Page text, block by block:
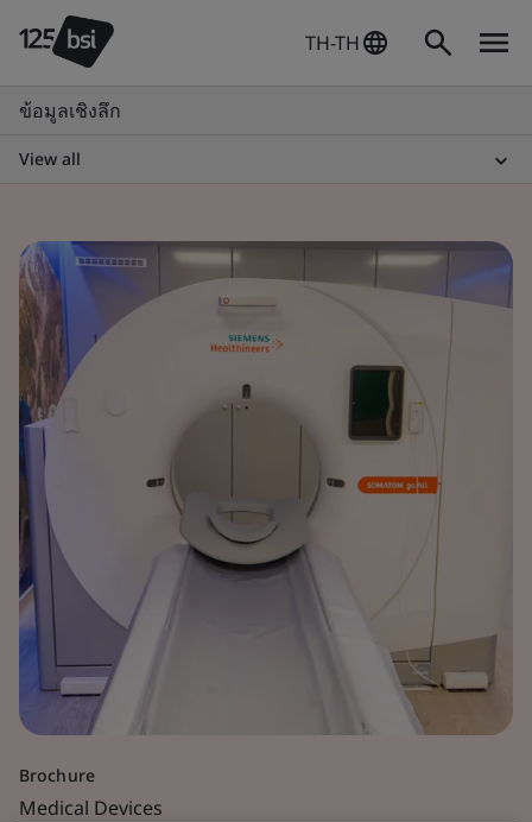
TH-TH
ข้อมูลเชิงลึก
View all
Brochure
Medical Devices